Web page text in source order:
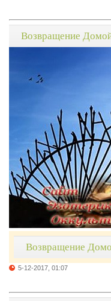
Возвращение
Возвращение
5-12-2017, 01:07